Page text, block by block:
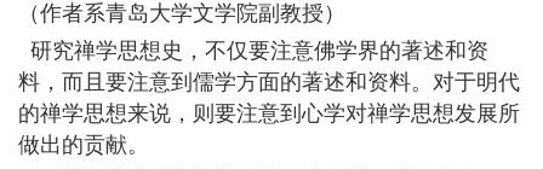
（作者系青岛大学文学院副教授）
研究禅学思想史，不仅要注意佛学界的著述和资
料，而且要注意到儒学方面的著述和资料。对于明代
的禅学思想来说，则要注意到心学对禅学思想发展所
做出的贡献。